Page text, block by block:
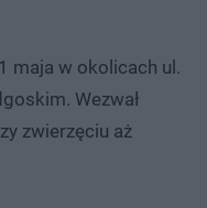
maja w okolicach ul.
Wezwał
zwierzęciu aż